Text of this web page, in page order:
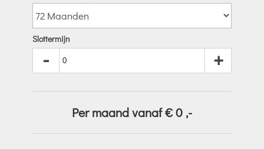
Slottermijn
- +
Per maand vanaf €0 ,-